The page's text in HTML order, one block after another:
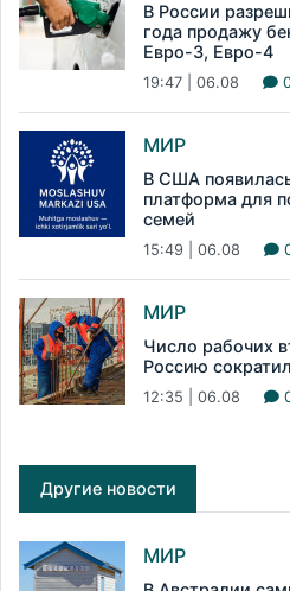
В России
года продажу
Евро-3, Евро-4
19:47 | 06.08
МИР
В США
платформа для
семей
15:49 | 06.08
МИР
Число рабочих
Россию
12:35 | 06.08
Другие новости
МИР